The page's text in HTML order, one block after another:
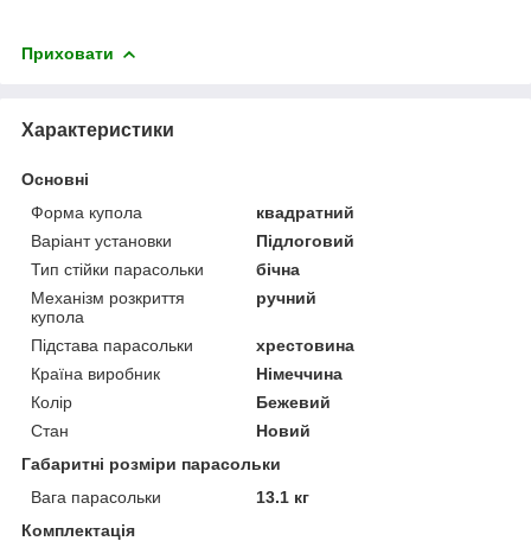
Приховати
Характеристики
Основні
Форма купола
квадратний
Варіант установки
Підлоговий
Тип стійки парасольки
бічна
Механізм розкриття
купола
ручний
Підстава парасольки
хрестовина
Країна виробник
Німеччина
Колір
Бежевий
Стан
Новий
Габаритні розміри парасольки
Вага парасольки
13.1 кг
Комплектація